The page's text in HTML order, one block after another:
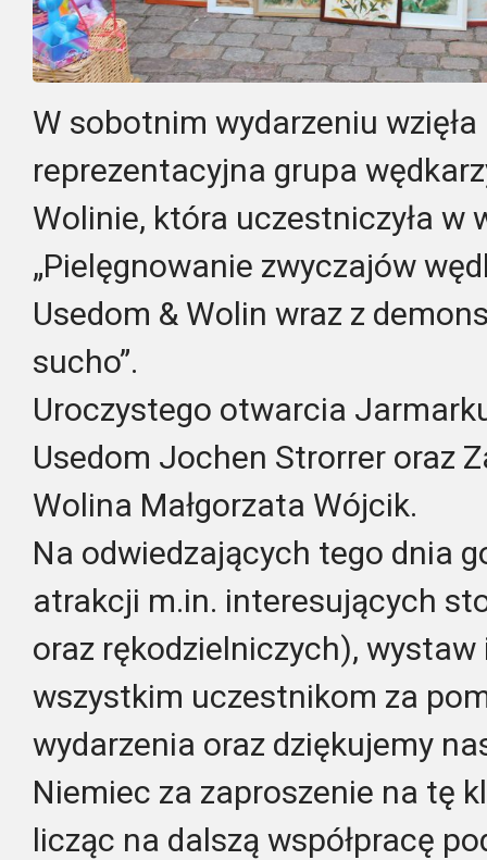
W sobotnim wydarzeniu wzięła
reprezentacyjna grupa
Wolinie, która uczestniczyła w
„Pielęgnowanie zwyczajów
Usedom & Wolin wraz z
sucho”.
Uroczystego otwarcia
Usedom Jochen Strorrer oraz
Wolina Małgorzata Wójcik.
Na odwiedzających tego dnia
atrakcji m.in. interesujących
oraz rękodzielniczych), wystaw
wszystkim uczestnikom za
wydarzenia oraz dziękujemy
Niemiec za zaproszenie na tę
licząc na dalszą współpracę